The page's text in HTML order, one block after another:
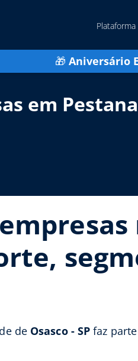
Plataforma
🎁 Aniversário
em
de Osasco - SP faz